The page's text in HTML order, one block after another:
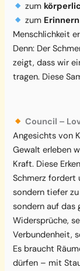
zum
zum
Menschlichkeit
Denn: Der
zeigt, dass wir
tragen. Diese
Council –
Angesichts von
Gewalt erleben
Kraft. Diese
Schmerz fordert
sondern tiefer
sondern auf das
Widersprüche,
Verbundenheit,
Es braucht
dürfen – mit